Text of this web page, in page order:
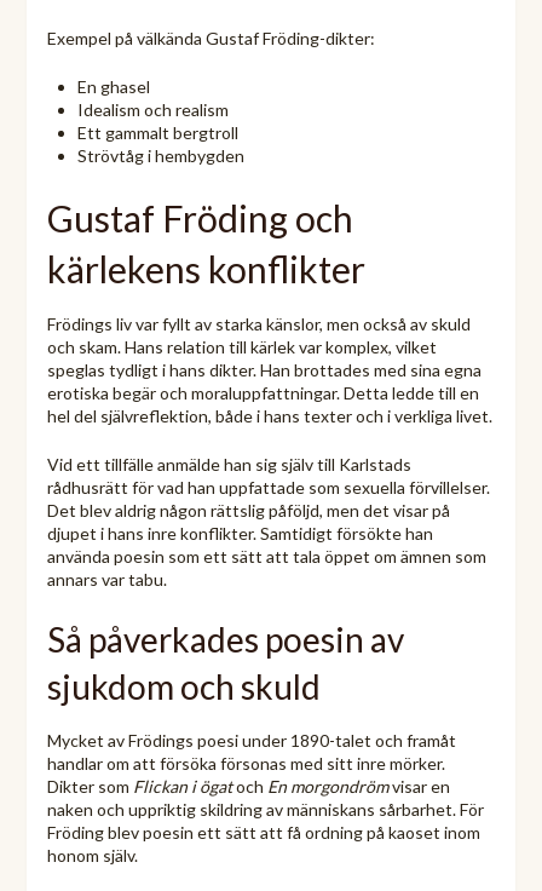
Exempel på välkända Gustaf Fröding-dikter:
En ghasel
Idealism och realism
Ett gammalt bergtroll
Strövtåg i hembygden
Gustaf Fröding och
kärlekens konflikter
Frödings liv var fyllt av starka känslor, men också av skuld
och skam. Hans relation till kärlek var komplex, vilket
speglas tydligt i hans dikter. Han brottades med sina egna
erotiska begär och moraluppfattningar. Detta ledde till en
hel del självreflektion, både i hans texter och i verkliga livet.
Vid ett tillfälle anmälde han sig själv till Karlstads
rådhusrätt för vad han uppfattade som sexuella förvillelser.
Det blev aldrig någon rättslig påföljd, men det visar på
djupet i hans inre konflikter. Samtidigt försökte han
använda poesin som ett sätt att tala öppet om ämnen som
annars var tabu.
Så påverkades poesin av
sjukdom och skuld
Mycket av Frödings poesi under 1890-talet och framåt
handlar om att försöka försonas med sitt inre mörker.
Dikter som Flickan i ögatoch En morgondrömvisar en
naken och uppriktig skildring av människans sårbarhet. För
Fröding blev poesin ett sätt att få ordning på kaoset inom
honom själv.